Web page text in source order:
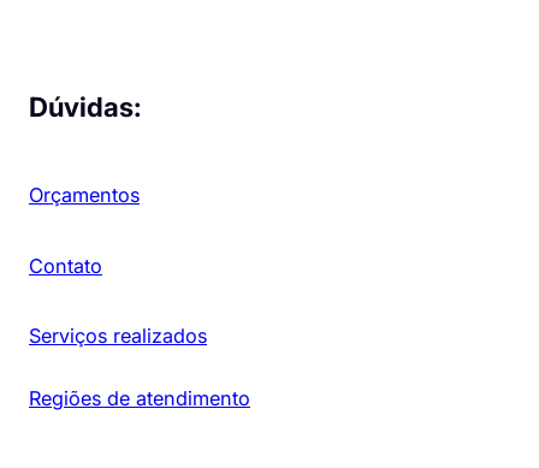
Dúvidas:
Orçamentos
Contato
Serviços realizados
Regiões de atendimento